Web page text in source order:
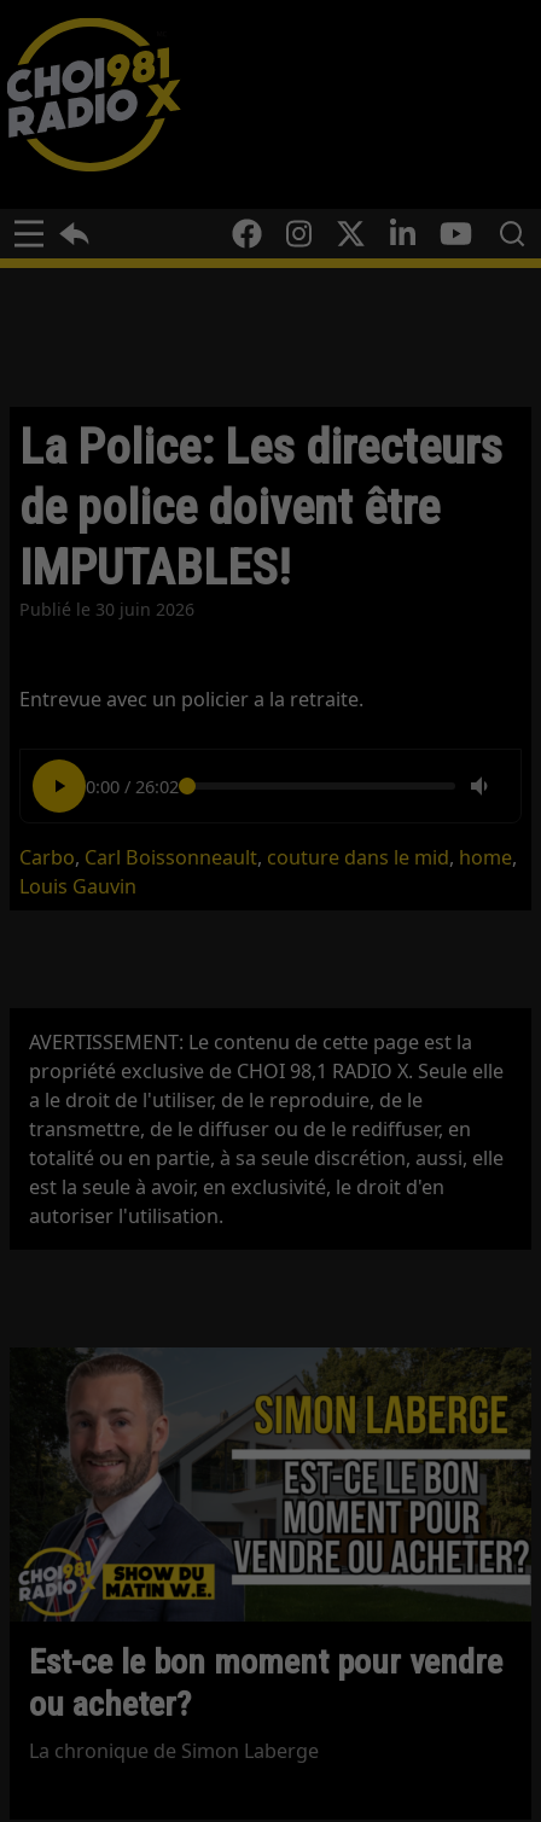
La Police: Les directeurs
de police doivent être
IMPUTABLES!
Publié le 30 juin 2026
Entrevue avec un policier a la retraite.
0:00/ 26:02
Carbo, Carl Boissonneault, couture dans le mid, home,
Louis Gauvin
AVERTISSEMENT: Le contenu de cette page est la
propriété exclusive de CHOI 98,1 RADIO X. Seule elle
a le droit de l'utiliser, de le reproduire, de le
transmettre, de le diffuser ou de le rediffuser, en
totalité ou en partie, à sa seule discrétion, aussi, elle
est la seule à avoir, en exclusivité, le droit d'en
autoriser l'utilisation.
Est-ce le bon moment pour vendre
ou acheter?
La chronique de Simon Laberge